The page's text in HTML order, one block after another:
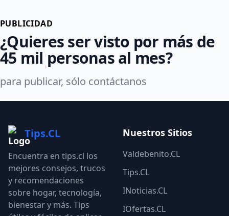
PUBLICIDAD
¿Quieres ser visto por más de
45 mil personas al mes?
para publicar, sólo contáctanos
Tips.CL
Encuentra en tips.cl los
mejores consejos, trucos
y recomendaciones
sobre hogar, tecnología,
bienestar y más. Tips
Nuestros Sitios
Valdebenito.CL
Tips.CL
INoticias.CL
IOfertas.CL